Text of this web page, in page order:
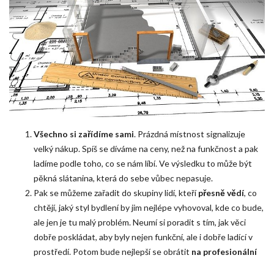
Všechno si zařídíme sami. Prázdná místnost signalizuje
velký nákup. Spíš se díváme na ceny, než na funkčnost a pak
ladíme podle toho, co se nám líbí. Ve výsledku to může být
pěkná slátanina, která do sebe vůbec nepasuje.
Pak se můžeme zařadit do skupiny lidí, kteřípřesně vědí, co
chtějí, jaký styl bydlení by jim nejlépe vyhovoval, kde co bude,
ale jen je tu malý problém. Neumí si poradit s tím, jak věci
dobře poskládat, aby byly nejen funkční, ale i dobře ladící v
prostředí. Potom bude nejlepší se obrátit na profesionální